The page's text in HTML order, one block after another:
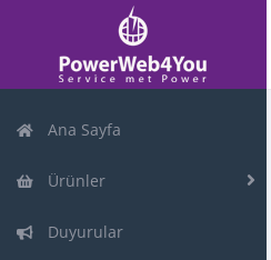
Ana Sayfa
Ürünler
Duyurular